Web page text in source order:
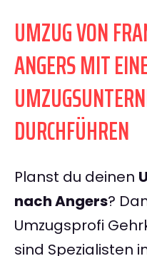
UMZUG VON
ANGERS MIT
DURCHFÜHREN
Planst du deinen
nach Angers?
Umzugsprofi
sind Spezialisten